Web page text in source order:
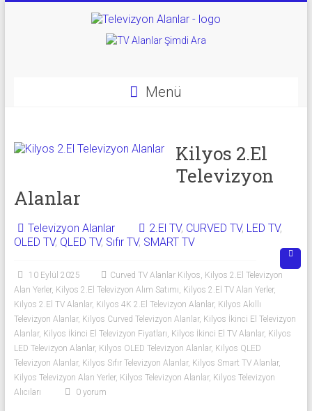
Televizyon
Televizyon
|
TV
Alanlar
İkinci
El
Sıfır
Televizyon
Alanlar ile
iletişim
kurarak
Menü
Kilyos 2.El
Televizyon
Alanlar
Televizyon Alanlar 2.El TV, CURVED TV, LED TV,
OLED TV, QLED TV, Sıfır TV, SMART TV
10 Eylül 2025 Curved TV Alanlar Kilyos, Kilyos 2.El Televizyon
Alan Yerler, Kilyos 2.El Televizyon Alım Satımı, Kilyos 2.El TV Alan Yerler,
Kilyos 2.El TV Alanlar, Kilyos 4K 2.El Televizyon Alanlar, Kilyos Akıllı
Televizyon Alanlar, Kilyos Curved Televizyon Alanlar, Kilyos İkinci El Televizyon
Alanlar, Kilyos İkinci El Televizyon Fiyatları, Kilyos İkinci El TV Alanlar, Kilyos
LED Televizyon Alanlar, Kilyos OLED Televizyon Alanlar, Kilyos QLED
Televizyon Alanlar, Kilyos Sıfır Televizyon Alanlar, Kilyos Smart TV Alanlar,
Kilyos Televizyon Alan Yerler, Kilyos Televizyon Alanlar, Kilyos Televizyon
Alıcıları
0 yorum